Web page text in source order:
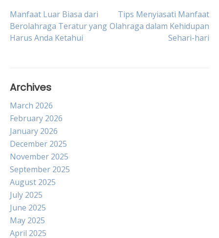
Post
navigation
Manfaat Luar Biasa dari
Berolahraga Teratur yang
Harus Anda Ketahui
Tips Menyiasati Manfaat
Olahraga dalam Kehidupan
Sehari-hari
Archives
March 2026
February 2026
January 2026
December 2025
November 2025
September 2025
August 2025
July 2025
June 2025
May 2025
April 2025